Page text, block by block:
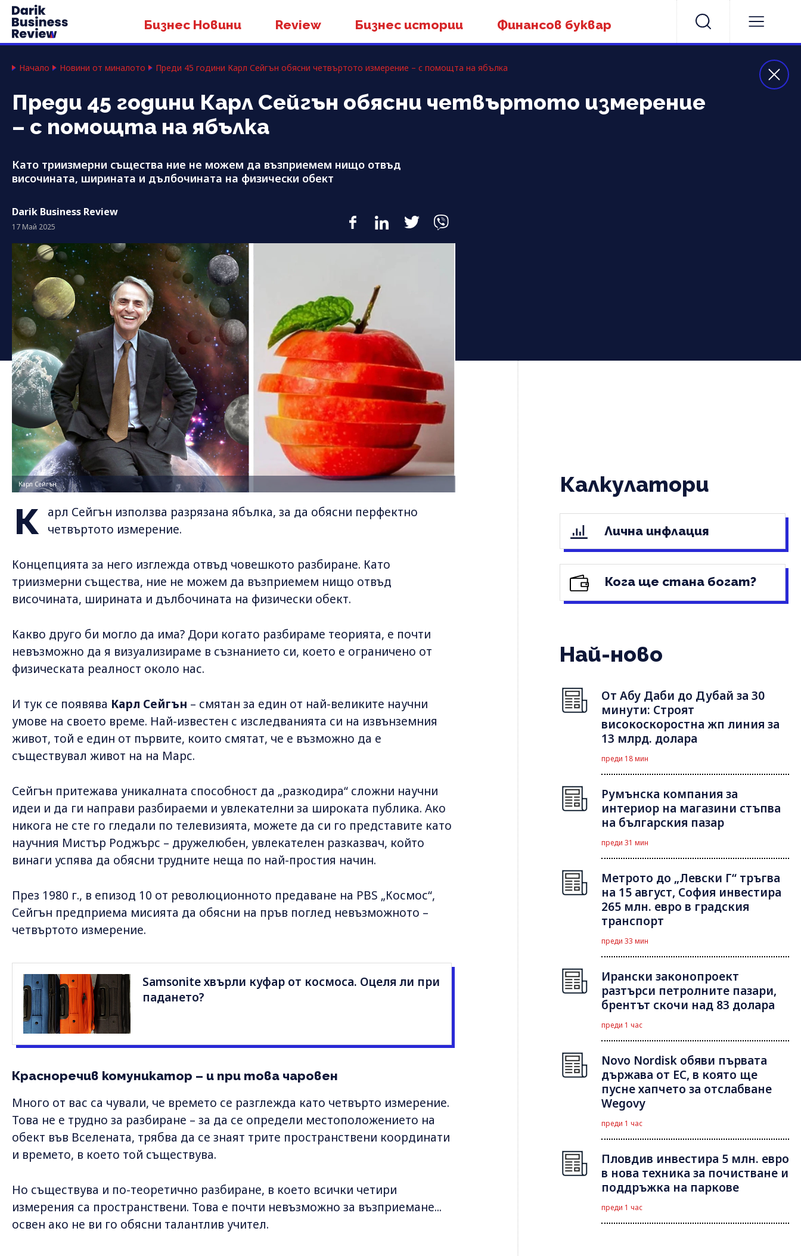
Бизнес Новини Review Бизнес истории Финансов буквар
Начало Новини от миналото Преди 45 години Карл Сейгън обясни четвъртото измерение – с помощта на ябълка
Преди 45 години Карл Сейгън обясни четвъртото измерение
– с помощта на ябълка
Като триизмерни същества ние не можем да възприемем нищо отвъд
височината, ширината и дълбочината на физически обект
Darik Business Review
17 Май 2025
Карл Сейгън
К
арл Сейгън използва разрязана ябълка, за да обясни перфектно
четвъртото измерение.
Концепцията за него изглежда отвъд човешкото разбиране. Като
триизмерни същества, ние не можем да възприемем нищо отвъд
височината, ширината и дълбочината на физически обект.
Какво друго би могло да има? Дори когато разбираме теорията, е почти
невъзможно да я визуализираме в съзнанието си, което е ограничено от
физическата реалност около нас.
И тук се появява Карл Сейгън – смятан за един от най-великите научни
умове на своето време. Най-известен с изследванията си на извънземния
живот, той е един от първите, които смятат, че е възможно да е
съществувал живот на на Марс.
Сейгън притежава уникалната способност да „разкодира“ сложни научни
идеи и да ги направи разбираеми и увлекателни за широката публика. Ако
никога не сте го гледали по телевизията, можете да си го представите като
научния Мистър Роджърс – дружелюбен, увлекателен разказвач, който
винаги успява да обясни трудните неща по най-простия начин.
През 1980 г., в епизод 10 от революционното предаване на PBS „Космос“,
Сейгън предприема мисията да обясни на пръв поглед невъзможното –
четвъртото измерение.
Samsonite хвърли куфар от космоса. Оцеля ли при
падането?
Красноречив комуникатор – и при това чаровен
Много от вас са чували, че времето се разглежда като четвърто измерение.
Това не е трудно за разбиране – за да се определи местоположението на
обект във Вселената, трябва да се знаят трите пространствени координати
и времето, в което той съществува.
Но съществува и по-теоретично разбиране, в което всички четири
измерения са пространствени. Това е почти невъзможно за възприемане...
освен ако не ви го обясни талантлив учител.
Калкулатори
Лична инфлация
Кога ще стана богат?
Най-ново
От Абу Даби до Дубай за 30
минути: Строят
високоскоростна жп линия за
13 млрд. долара
преди 18 мин
Румънска компания за
интериор на магазини стъпва
на българския пазар
преди 31 мин
Метрото до „Левски Г“ тръгва
на 15 август, София инвестира
265 млн. евро в градския
транспорт
преди 33 мин
Ирански законопроект
разтърси петролните пазари,
брентът скочи над 83 долара
преди 1 час
Novo Nordisk обяви първата
държава от ЕС, в която ще
пусне хапчето за отслабване
Wegovy
преди 1 час
Пловдив инвестира 5 млн. евро
в нова техника за почистване и
поддръжка на паркове
преди 1 час